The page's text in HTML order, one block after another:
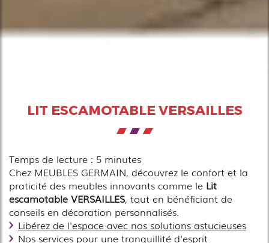
LIT ESCAMOTABLE VERSAILLES
Temps de lecture : 5 minutes
Chez MEUBLES GERMAIN, découvrez le confort et la
praticité des meubles innovants comme le Lit
escamotable VERSAILLES, tout en bénéficiant de
conseils en décoration personnalisés.
Libérez de l'espace avec nos solutions astucieuses
Nos services pour une tranquillité d'esprit